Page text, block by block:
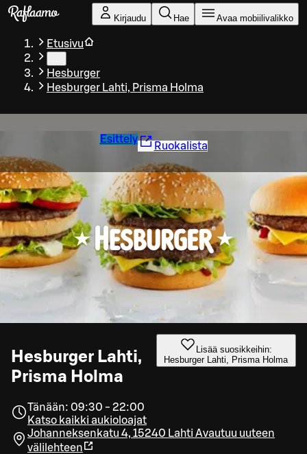
Siirry pääsisältöön
Kirjaudu Hae Avaa mobiilivalikko
Etusivu
Hesburger
Hesburger Lahti, Prisma Holma
Esittely
Ruokalista
Hesburger Lahti,
Prisma Holma
Lisää suosikkeihin:
Hesburger Lahti, Prisma Holma
Tänään: 09:30 - 22:00
Katso kaikki aukioloajat
Johanneksenkatu 4, 15240 Lahti Avautuu uuteen
välilehteen